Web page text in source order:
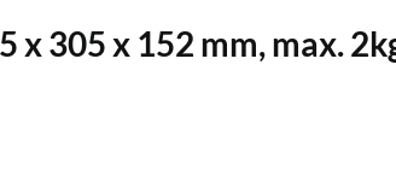
x 305 x 152 mm, max.